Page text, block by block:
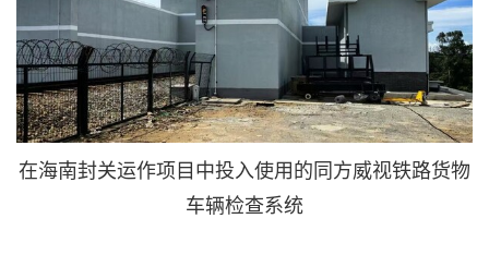
在海南封关运作项目中投入使用的同方威视铁路货物
车辆检查系统